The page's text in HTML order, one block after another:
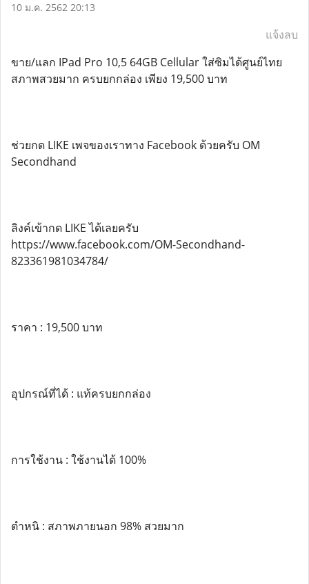
10 ม.ค. 2562 20:13
แจ้งลบ
ขาย/แลก IPad Pro 10,5 64GB Cellular ใส่ซิมได้ศูนย์ไทย
สภาพสวยมาก ครบยกกล่อง เพียง 19,500 บาท
ช่วยกด LIKE เพจของเราทาง Facebook ด้วยครับ OM
Secondhand
ลิงค์เข้ากด LIKE ได้เลยครับ
https://www.facebook.com/OM-Secondhand-
823361981034784/
ราคา : 19,500 บาท
อุปกรณ์ที่ได้ : แท้ครบยกกล่อง
การใช้งาน : ใช้งานได้ 100%
ตำหนิ : สภาพภายนอก 98% สวยมาก